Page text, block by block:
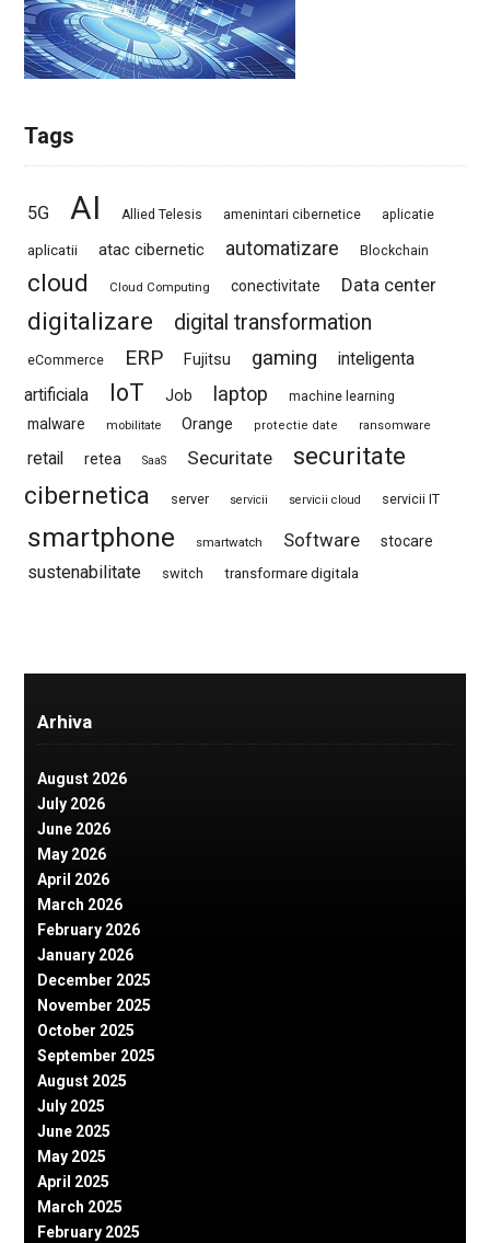
Tags
5G AI Allied Telesis amenintari cibernetice aplicatie
aplicatii atac cibernetic automatizare Blockchain
cloud Cloud Computing conectivitate Data center
digitalizare digital transformation
eCommerce ERP Fujitsu gaming
inteligenta
artificiala
IoT Job laptop machine learning
malware mobilitate Orange protectie date ransomware
retail retea SaaS Securitate
securitate
cibernetica
server servicii servicii cloud servicii IT
smartphone smartwatch Software stocare
sustenabilitate switch transformare digitala
Arhiva
August 2026
July 2026
June 2026
May 2026
April 2026
March 2026
February 2026
January 2026
December 2025
November 2025
October 2025
September 2025
August 2025
July 2025
June 2025
May 2025
April 2025
March 2025
February 2025